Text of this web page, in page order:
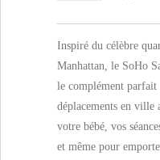
Inspiré du célèbre
Manhattan, le SoHo
le complément parfait
déplacements en ville
votre bébé, vos
et même pour